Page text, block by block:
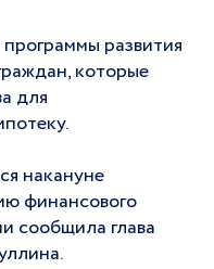
развития
которые
для
накануне
финансового
сообщила глава